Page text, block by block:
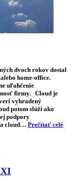
dvoch rokov dostal
home-office.
uľahčenie
firmy. Cloud je
vyhradený
potom slúži ako
podpory
cloud… Prečítať celé